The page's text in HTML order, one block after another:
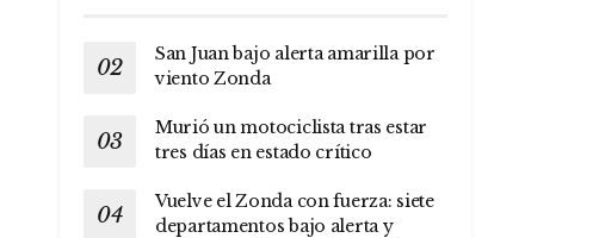
San Juan bajo alerta amarilla por
viento Zonda
Murió un motociclista tras estar
tres días en estado crítico
Vuelve el Zonda con fuerza: siete
departamentos bajo alerta y